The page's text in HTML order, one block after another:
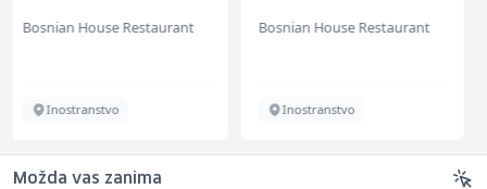
Bosnian House Restaurant
Inostranstvo
Hering
Široki Brijeg
Možda vas zanima